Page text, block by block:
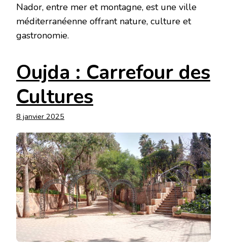
Nador, entre mer et montagne, est une ville
méditerranéenne offrant nature, culture et
gastronomie.
Oujda : Carrefour des
Cultures
8 janvier 2025